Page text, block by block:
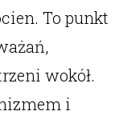
To punkt
wokół.
i